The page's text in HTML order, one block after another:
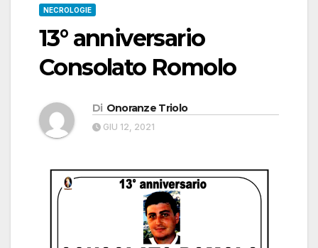
NECROLOGIE
13° anniversario
Consolato Romolo
Di Onoranze Triolo
GIU 12, 2021